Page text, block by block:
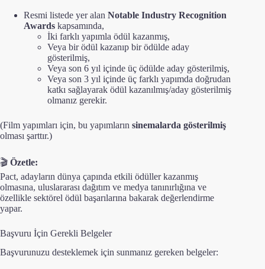
Resmi listede yer alan Notable Industry Recognition
Awards kapsamında,
İki farklı yapımla ödül kazanmış,
Veya bir ödül kazanıp bir ödülde aday
gösterilmiş,
Veya son 6 yıl içinde üç ödülde aday gösterilmiş,
Veya son 3 yıl içinde üç farklı yapımda doğrudan
katkı sağlayarak ödül kazanılmış/aday gösterilmiş
olmanız gerekir.
(Film yapımları için, bu yapımların sinemalarda gösterilmiş
olması şarttır.)
🎬 Özetle:
Pact, adayların dünya çapında etkili ödüller kazanmış
olmasına, uluslararası dağıtım ve medya tanınırlığına ve
özellikle sektörel ödül başarılarına bakarak değerlendirme
yapar.
Başvuru İçin Gerekli Belgeler
Başvurunuzu desteklemek için sunmanız gereken belgeler: